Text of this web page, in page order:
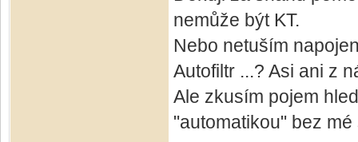
nemůže být KT.
Nebo netuším
Autofiltr ...? Asi ani z
Ale zkusím pojem
"automatikou" bez